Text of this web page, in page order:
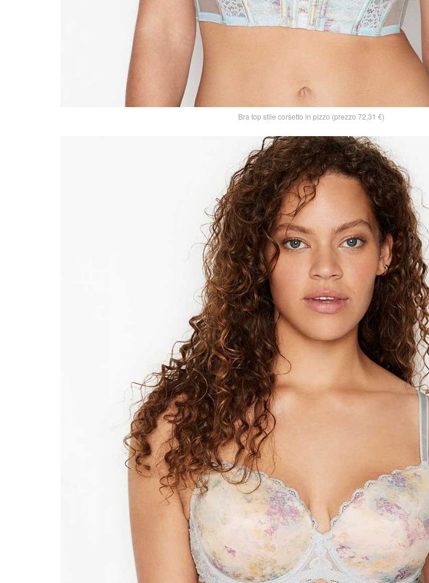
Bra top stile corsetto in pizzo (prezzo 72,31 €)